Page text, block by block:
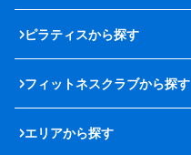
ピラティスから探す
フィットネスクラブから探す
エリアから探す